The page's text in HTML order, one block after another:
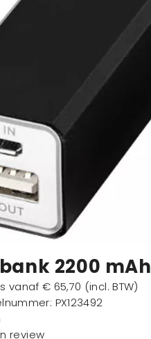
2200 mAh
vanaf € 65,70 (incl. BTW)
: PX123492
review